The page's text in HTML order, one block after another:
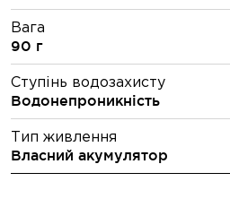
Вага
90 г
Ступінь водозахисту
Водонепроникність
Тип живлення
Власний акумулятор